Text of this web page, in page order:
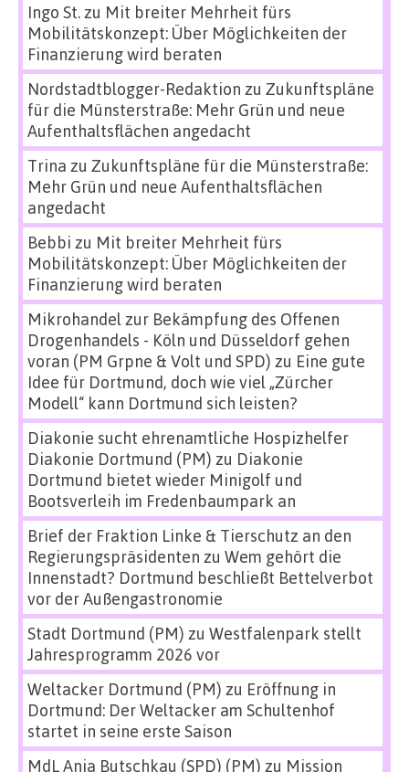
Ingo St.zu Mit breiter Mehrheit fürs
Mobilitätskonzept: Über Möglichkeiten der
Finanzierung wird beraten
Nordstadtblogger-Redaktion zu Zukunftspläne
für die Münsterstraße: Mehr Grün und neue
Aufenthaltsflächen angedacht
Trina zu Zukunftspläne für die Münsterstraße:
Mehr Grün und neue Aufenthaltsflächen
angedacht
Bebbi zu Mit breiter Mehrheit fürs
Mobilitätskonzept: Über Möglichkeiten der
Finanzierung wird beraten
Mikrohandel zur Bekämpfung des Offenen
Drogenhandels - Köln und Düsseldorf gehen
voran (PM Grpne & Volt und SPD) zu Eine gute
Idee für Dortmund, doch wie viel „Zürcher
Modell“ kann Dortmund sich leisten?
Diakonie sucht ehrenamtliche Hospizhelfer
Diakonie Dortmund (PM) zu Diakonie
Dortmund bietet wieder Minigolf und
Bootsverleih im Fredenbaumpark an
Brief der Fraktion Linke & Tierschutz an den
Regierungspräsidenten zu Wem gehört die
Innenstadt? Dortmund beschließt Bettelverbot
vor der Außengastronomie
Stadt Dortmund (PM) zu Westfalenpark stellt
Jahresprogramm 2026 vor
Weltacker Dortmund (PM) zu Eröffnung in
Dortmund: Der Weltacker am Schultenhof
startet in seine erste Saison
MdL Anja Butschkau (SPD) (PM) zu Mission